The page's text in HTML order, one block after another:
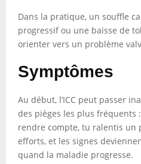
Dans la pratique, un souffle
progressif ou une baisse de
orienter vers un problème
Symptômes
Au début, l’ICC peut passer
des pièges les plus fréquents :
rendre compte, tu ralentis un
efforts, et les signes
quand la maladie progresse.